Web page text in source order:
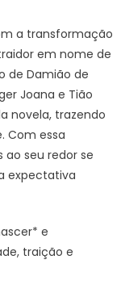
a transformação
em nome de
de Damião de
Joana e Tião
novela, trazendo
Com essa
seu redor se
expectativa
e
traição e